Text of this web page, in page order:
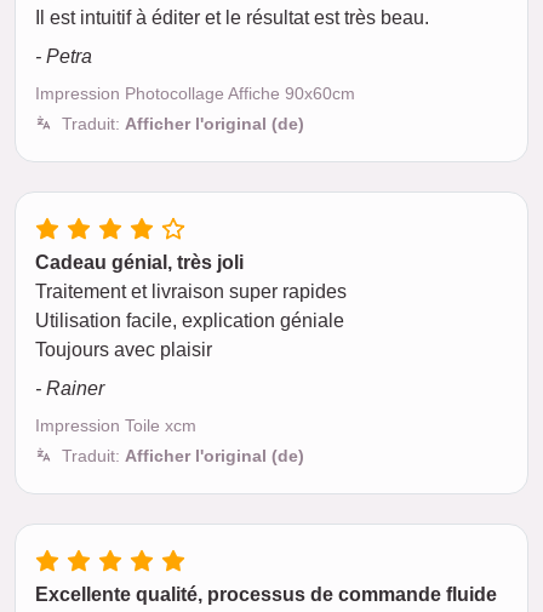
Il est intuitif à éditer et le résultat est très beau.
- Petra
Impression Photocollage Affiche 90x60cm
Traduit: Afficher l'original (de)
Cadeau génial, très joli
Traitement et livraison super rapides
Utilisation facile, explication géniale
Toujours avec plaisir
- Rainer
Impression Toile xcm
Traduit: Afficher l'original (de)
Excellente qualité, processus de commande fluide